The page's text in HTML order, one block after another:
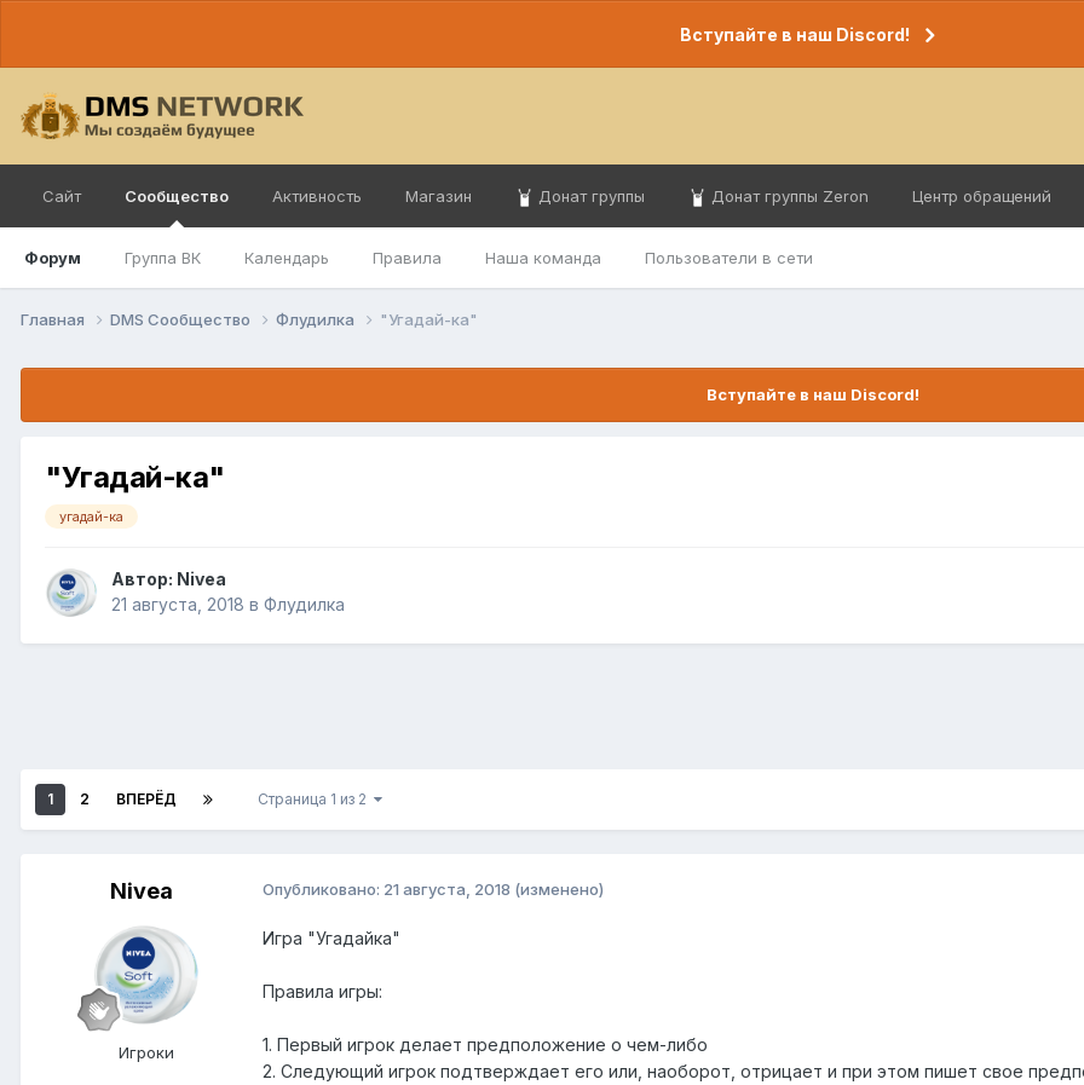
Вступайте в наш Discord!
Сайт Сообщество
Форум Группа ВК Календарь Правила Наша команда Пользователи в сети
Активность Магазин Донат группы Донат группы Zeron Центр обращений
Главная DMS Сообщество Флудилка "Угадай-ка"
Вступайте в наш Discord!
"Угадай-ка"
угадай-ка
Автор: Nivea
21 августа, 2018 в Флудилка
1 2 ВПЕРЁД Страница 1 из 2
Nivea
Игроки
Опубликовано: 21 августа, 2018 (изменено)
Игра "Угадайка"
Правила игры:
1. Первый игрок делает предположение о чем-либо
2. Следующий игрок подтверждает его или, наоборот, отрицает и при этом пишет свое